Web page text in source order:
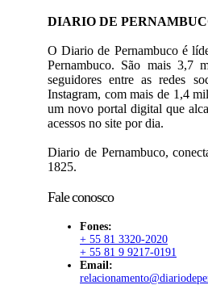
DIARIO DE
O Diario de Pernambuco é
Pernambuco. São mais 3,7
seguidores entre as redes
Instagram, com mais de 1,4
um novo portal digital que
acessos no site por dia.
Diario de Pernambuco,
1825.
Fale conosco
Fones:
+ 55 81 3320-2020
+ 55 81 9 9217-0191
Email: